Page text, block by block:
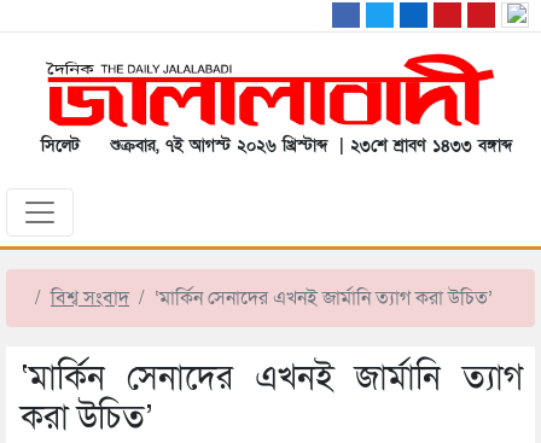
সিলেট শুক্রবার, ৭ই আগস্ট ২০২৬ খ্রিস্টাব্দ | ২৩শে শ্রাবণ ১৪৩৩ বঙ্গাব্দ
বিশ্ব সংবাদ ‘মার্কিন সেনাদের এখনই জার্মানি ত্যাগ করা উচিত’
‘মার্কিন সেনাদের এখনই জার্মানি ত্যাগ
করা উচিত’